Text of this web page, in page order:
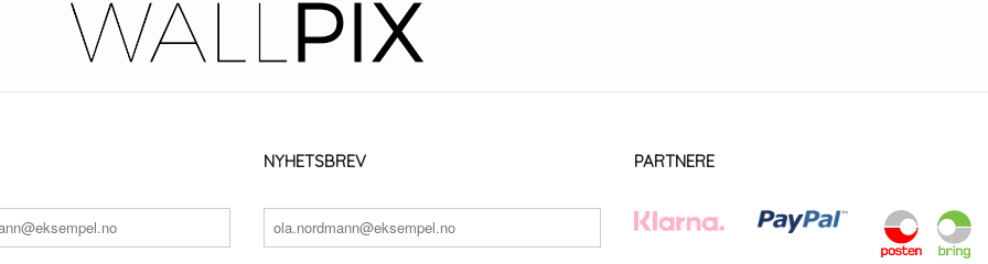
NYHETSBREV PARTNERE